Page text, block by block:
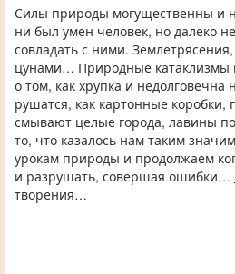
Силы природы могущественны и
ни был умен человек, но далеко
совладать с ними.
цунами… Природные
о том, как хрупка и
рушатся, как картонные коробки,
смывают целые города, лавины
то, что казалось нам таким
урокам природы и продолжаем
и разрушать, совершая ошибки…
творения…